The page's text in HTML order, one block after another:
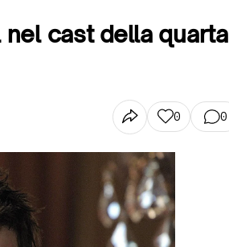
cast della quarta
0 0